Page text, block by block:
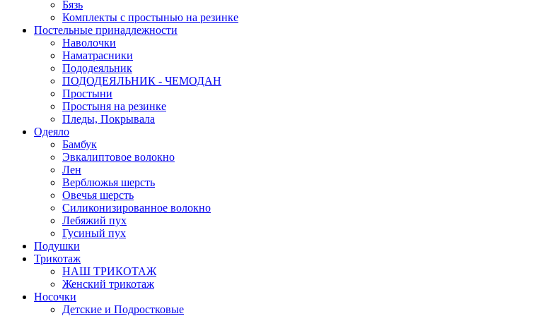
Бязь
Комплекты с простынью на резинке
Постельные принадлежности
Наволочки
Наматрасники
Пододеяльник
ПОДОДЕЯЛЬНИК - ЧЕМОДАН
Простыни
Простыня на резинке
Пледы, Покрывала
Одеяло
Бамбук
Эвкалиптовое волокно
Лен
Верблюжья шерсть
Овечья шерсть
Силиконизированное волокно
Лебяжий пух
Гусиный пух
Подушки
Трикотаж
НАШ ТРИКОТАЖ
Женский трикотаж
Носочки
Детские и Подростковые